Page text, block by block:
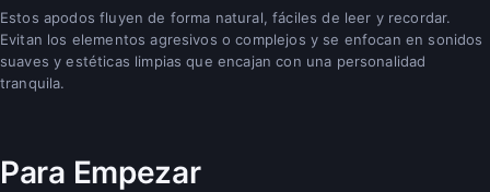
Estos apodos fluyen de forma natural, fáciles de leer y recordar.
Evitan los elementos agresivos o complejos y se enfocan en sonidos
suaves y estéticas limpias que encajan con una personalidad
tranquila.
Para Empezar